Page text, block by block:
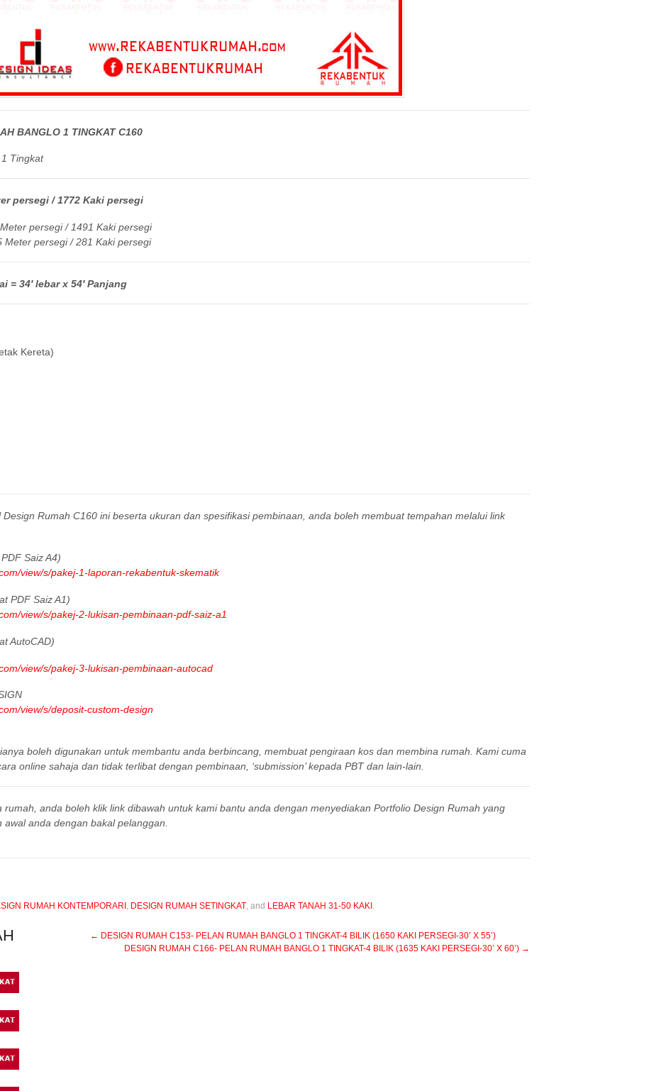
BANGLO 1 TINGKAT C160
Tingkat
persegi / 1772 Kaki persegi
persegi / 1491 Kaki persegi
Meter persegi / 281 Kaki persegi
= 34′ lebar x 54′ Panjang
Kereta)
Rumah C160 ini beserta ukuran dan spesifikasi pembinaan, anda boleh membuat tempahan melalui link
Saiz A4)
view/s/pakej-1-laporan-rekabentuk-skematik
PDF Saiz A1)
view/s/pakej-2-lukisan-pembinaan-pdf-saiz-a1
AutoCAD)
view/s/pakej-3-lukisan-pembinaan-autocad
view/s/deposit-custom-design
boleh digunakan untuk membantu anda berbincang, membuat pengiraan kos dan membina rumah. Kami cuma
online sahaja dan tidak terlibat dengan pembinaan, ‘submission’ kepada PBT dan lain-lain.
anda boleh klik link dibawah untuk kami bantu anda dengan menyediakan Portfolio Design Rumah yang
anda dengan bakal pelanggan.
RUMAH KONTEMPORARI DESIGN RUMAH SETINGKAT , and LEBAR TANAH 31-50 KAKI
← DESIGN RUMAH C153- PELAN RUMAH BANGLO 1 TINGKAT-4 BILIK (1650 KAKI PERSEGI-30’ X 55’)
DESIGN RUMAH C166- PELAN RUMAH BANGLO 1 TINGKAT-4 BILIK (1635 KAKI PERSEGI-30’ X 60’) →